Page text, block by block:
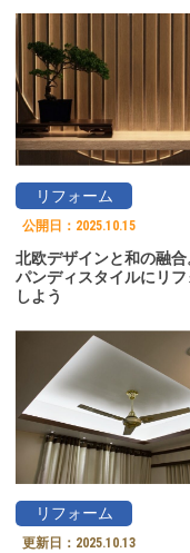
リフォーム
公開日： 2025.10.15
北欧デザインと和の融合
パンディスタイルにリフ
しよう
リフォーム
更新日： 2025.10.13